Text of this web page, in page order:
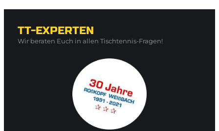
TT-EXPERTEN
Wir beraten Euch in allen Tischtennis-Fragen!